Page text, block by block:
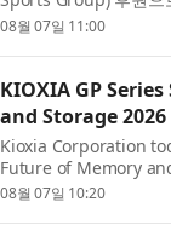
계약을 체결했다. 이번
08월 07일 11:00
KIOXIA GP
and Storage 2026
Kioxia Corporation
Future of Memory
Awards recognize
08월 07일 10:20